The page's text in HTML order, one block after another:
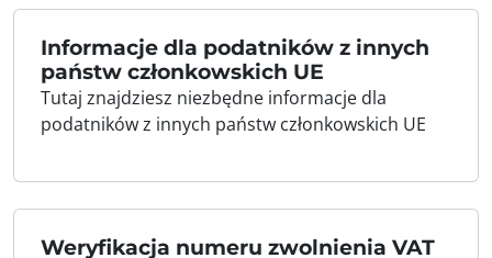
Informacje dla podatników z innych
państw członkowskich UE
Tutaj znajdziesz niezbędne informacje dla
podatników z innych państw członkowskich UE
Weryfikacja numeru zwolnienia VAT